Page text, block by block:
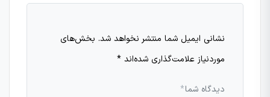
نشانی ایمیل شما منتشر نخواهد شد. بخش‌های
موردنیاز علامت‌گذاری شده‌اند *
دیدگاه شما*